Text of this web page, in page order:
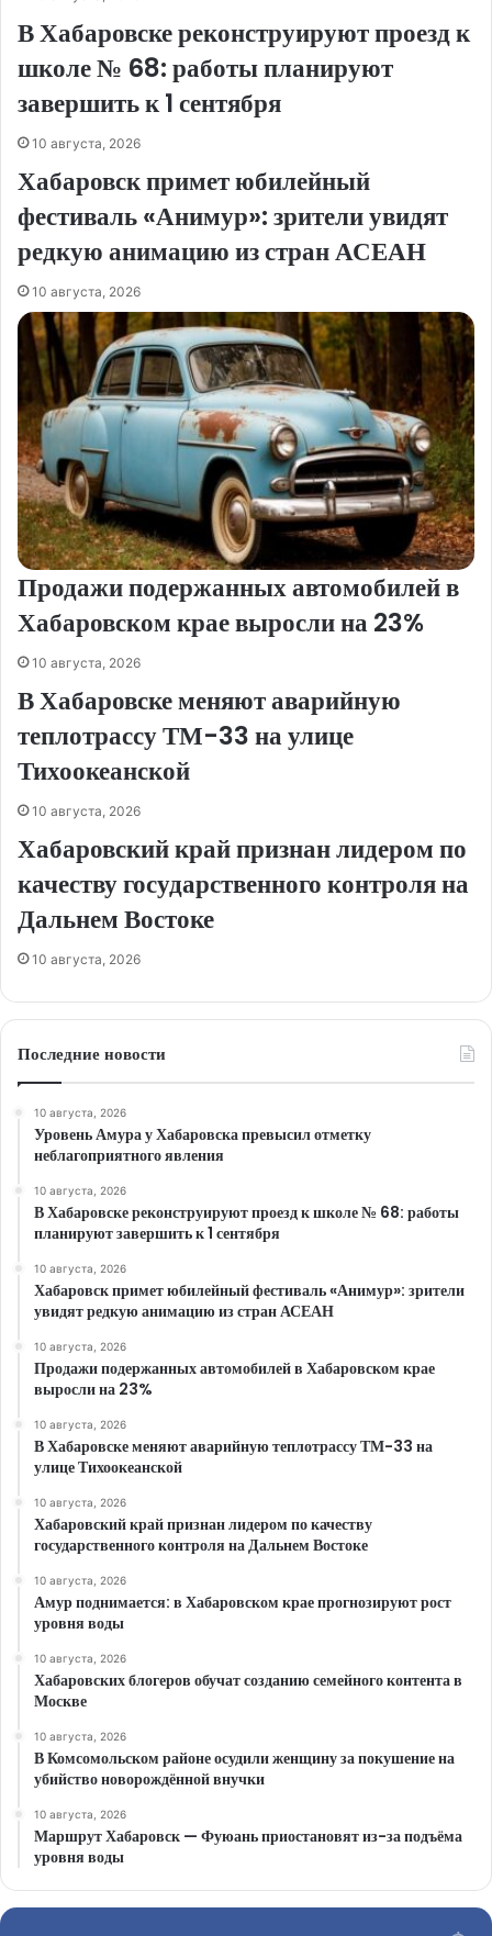
В Хабаровске реконструируют проезд к
школе № 68: работы планируют
завершить к 1 сентября
10 августа, 2026
Хабаровск примет юбилейный
фестиваль «Анимур»: зрители увидят
редкую анимацию из стран АСЕАН
10 августа, 2026
Продажи подержанных автомобилей в
Хабаровском крае выросли на 23%
10 августа, 2026
В Хабаровске меняют аварийную
теплотрассу ТМ-33 на улице
Тихоокеанской
10 августа, 2026
Хабаровский край признан лидером по
качеству государственного контроля на
Дальнем Востоке
10 августа, 2026
Последние новости
10 августа, 2026
Уровень Амура у Хабаровска превысил отметку
неблагоприятного явления
10 августа, 2026
В Хабаровске реконструируют проезд к школе № 68: работы
планируют завершить к 1 сентября
10 августа, 2026
Хабаровск примет юбилейный фестиваль «Анимур»: зрители
увидят редкую анимацию из стран АСЕАН
10 августа, 2026
Продажи подержанных автомобилей в Хабаровском крае
выросли на 23%
10 августа, 2026
В Хабаровске меняют аварийную теплотрассу ТМ-33 на
улице Тихоокеанской
10 августа, 2026
Хабаровский край признан лидером по качеству
государственного контроля на Дальнем Востоке
10 августа, 2026
Амур поднимается: в Хабаровском крае прогнозируют рост
уровня воды
10 августа, 2026
Хабаровских блогеров обучат созданию семейного контента в
Москве
10 августа, 2026
В Комсомольском районе осудили женщину за покушение на
убийство новорождённой внучки
10 августа, 2026
Маршрут Хабаровск — Фуюань приостановят из-за подъёма
уровня воды